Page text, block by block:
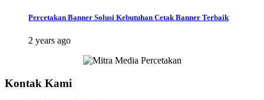
Percetakan Banner Solusi Kebutuhan Cetak Banner Terbaik
2 years ago
Kontak Kami